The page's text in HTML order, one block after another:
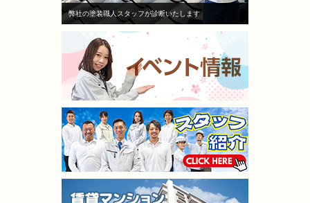
弊社の塗装職人スタッフが診断いたします